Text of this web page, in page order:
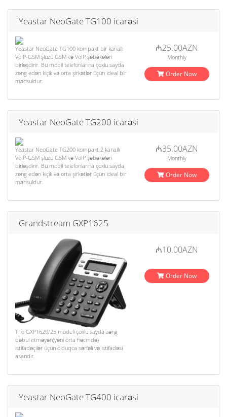
Yeastar NeoGate TG100 icarəsi
Yeastar NeoGate TG100 kompakt bir kanallı
VoIP-GSM şlüzü GSM və VoIP şəbəkələri
birləşdirir. Bu mobil telefonlarına çoxlu sayda
zəng edən kiçik və orta şirkətlər üçün ideal bir
məhsuldur.
₼25.00AZN
Monthly
Order Now
Yeastar NeoGate TG200 icarəsi
Yeastar NeoGate TG200 kompakt 2 kanallı
VoIP-GSM şlüzü GSM və VoIP şəbəkələri
birləşdirir. Bu mobil telefonlarına çoxlu sayda
zəng edən kiçik və orta şirkətlər üçün ideal bir
məhsuldur.
₼35.00AZN
Monthly
Order Now
Grandstream GXP1625
The GXP1620/25 modeli çoxlu sayda zəng
qəbul etməyən(yəni orta həcmdə)
istifadəçilər üçün olduqca sərfəli və istifadəsi
asandır.
₼10.00AZN
Order Now
Yeastar NeoGate TG400 icarəsi